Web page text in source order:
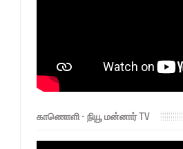
காணொளி - நியூ மன்னார் TV